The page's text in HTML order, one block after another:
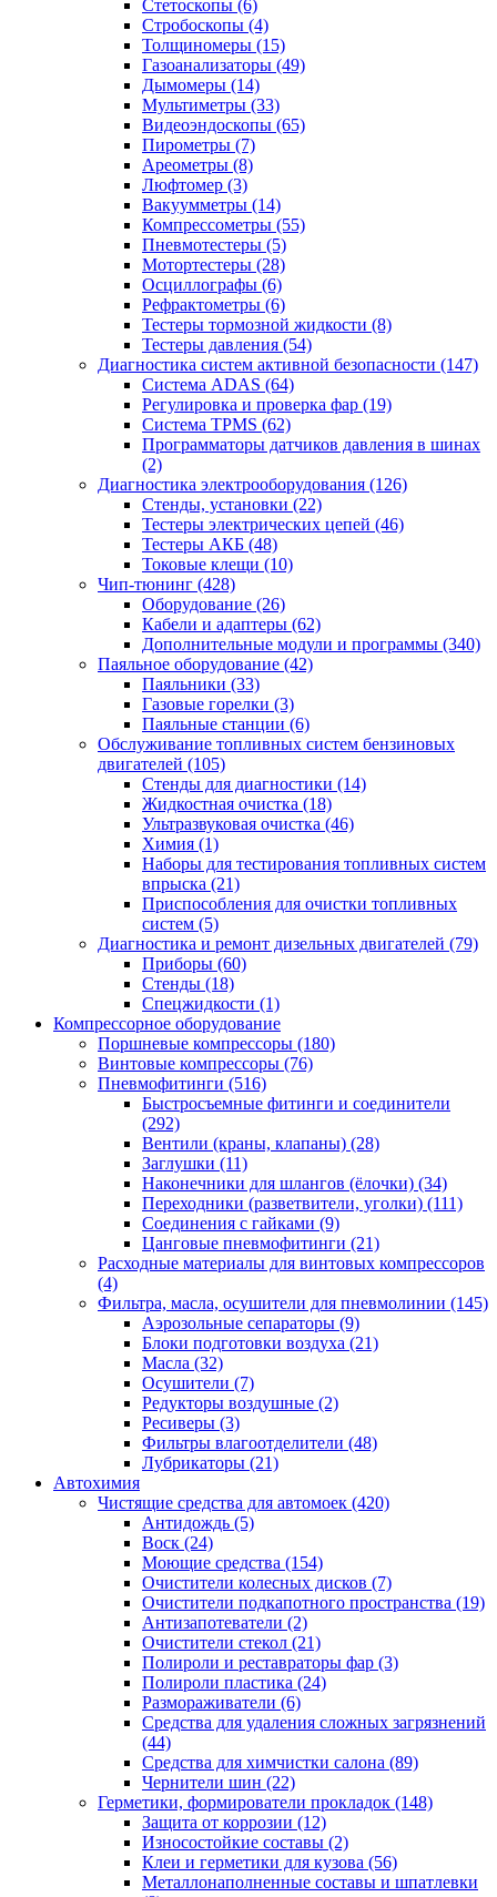
Стетоскопы (6)
Стробоскопы (4)
Толщиномеры (15)
Газоанализаторы (49)
Дымомеры (14)
Мультиметры (33)
Видеоэндоскопы (65)
Пирометры (7)
Ареометры (8)
Люфтомер (3)
Вакуумметры (14)
Компрессометры (55)
Пневмотестеры (5)
Мотортестеры (28)
Осциллографы (6)
Рефрактометры (6)
Тестеры тормозной жидкости (8)
Тестеры давления (54)
Диагностика систем активной безопасности (147)
Система ADAS (64)
Регулировка и проверка фар (19)
Система TPMS (62)
Программаторы датчиков давления в шинах
(2)
Диагностика электрооборудования (126)
Стенды, установки (22)
Тестеры электрических цепей (46)
Тестеры АКБ (48)
Токовые клещи (10)
Чип-тюнинг (428)
Оборудование (26)
Кабели и адаптеры (62)
Дополнительные модули и программы (340)
Паяльное оборудование (42)
Паяльники (33)
Газовые горелки (3)
Паяльные станции (6)
Обслуживание топливных систем бензиновых
двигателей (105)
Стенды для диагностики (14)
Жидкостная очистка (18)
Ультразвуковая очистка (46)
Химия (1)
Наборы для тестирования топливных систем
впрыска (21)
Приспособления для очистки топливных
систем (5)
Диагностика и ремонт дизельных двигателей (79)
Приборы (60)
Стенды (18)
Спецжидкости (1)
Компрессорное оборудование
Поршневые компрессоры (180)
Винтовые компрессоры (76)
Пневмофитинги (516)
Быстросъемные фитинги и соединители
(292)
Вентили (краны, клапаны) (28)
Заглушки (11)
Наконечники для шлангов (ёлочки) (34)
Переходники (разветвители, уголки) (111)
Соединения с гайками (9)
Цанговые пневмофитинги (21)
Расходные материалы для винтовых компрессоров
(4)
Фильтра, масла, осушители для пневмолинии (145)
Аэрозольные сепараторы (9)
Блоки подготовки воздуха (21)
Масла (32)
Осушители (7)
Редукторы воздушные (2)
Ресиверы (3)
Фильтры влагоотделители (48)
Лубрикаторы (21)
Автохимия
Чистящие средства для автомоек (420)
Антидождь (5)
Воск (24)
Моющие средства (154)
Очистители колесных дисков (7)
Очистители подкапотного пространства (19)
Антизапотеватели (2)
Очистители стекол (21)
Полироли и реставраторы фар (3)
Полироли пластика (24)
Размораживатели (6)
Средства для удаления сложных загрязнений
(44)
Средства для химчистки салона (89)
Чернители шин (22)
Герметики, формирователи прокладок (148)
Защита от коррозии (12)
Износостойкие составы (2)
Клеи и герметики для кузова (56)
Металлонаполненные составы и шпатлевки